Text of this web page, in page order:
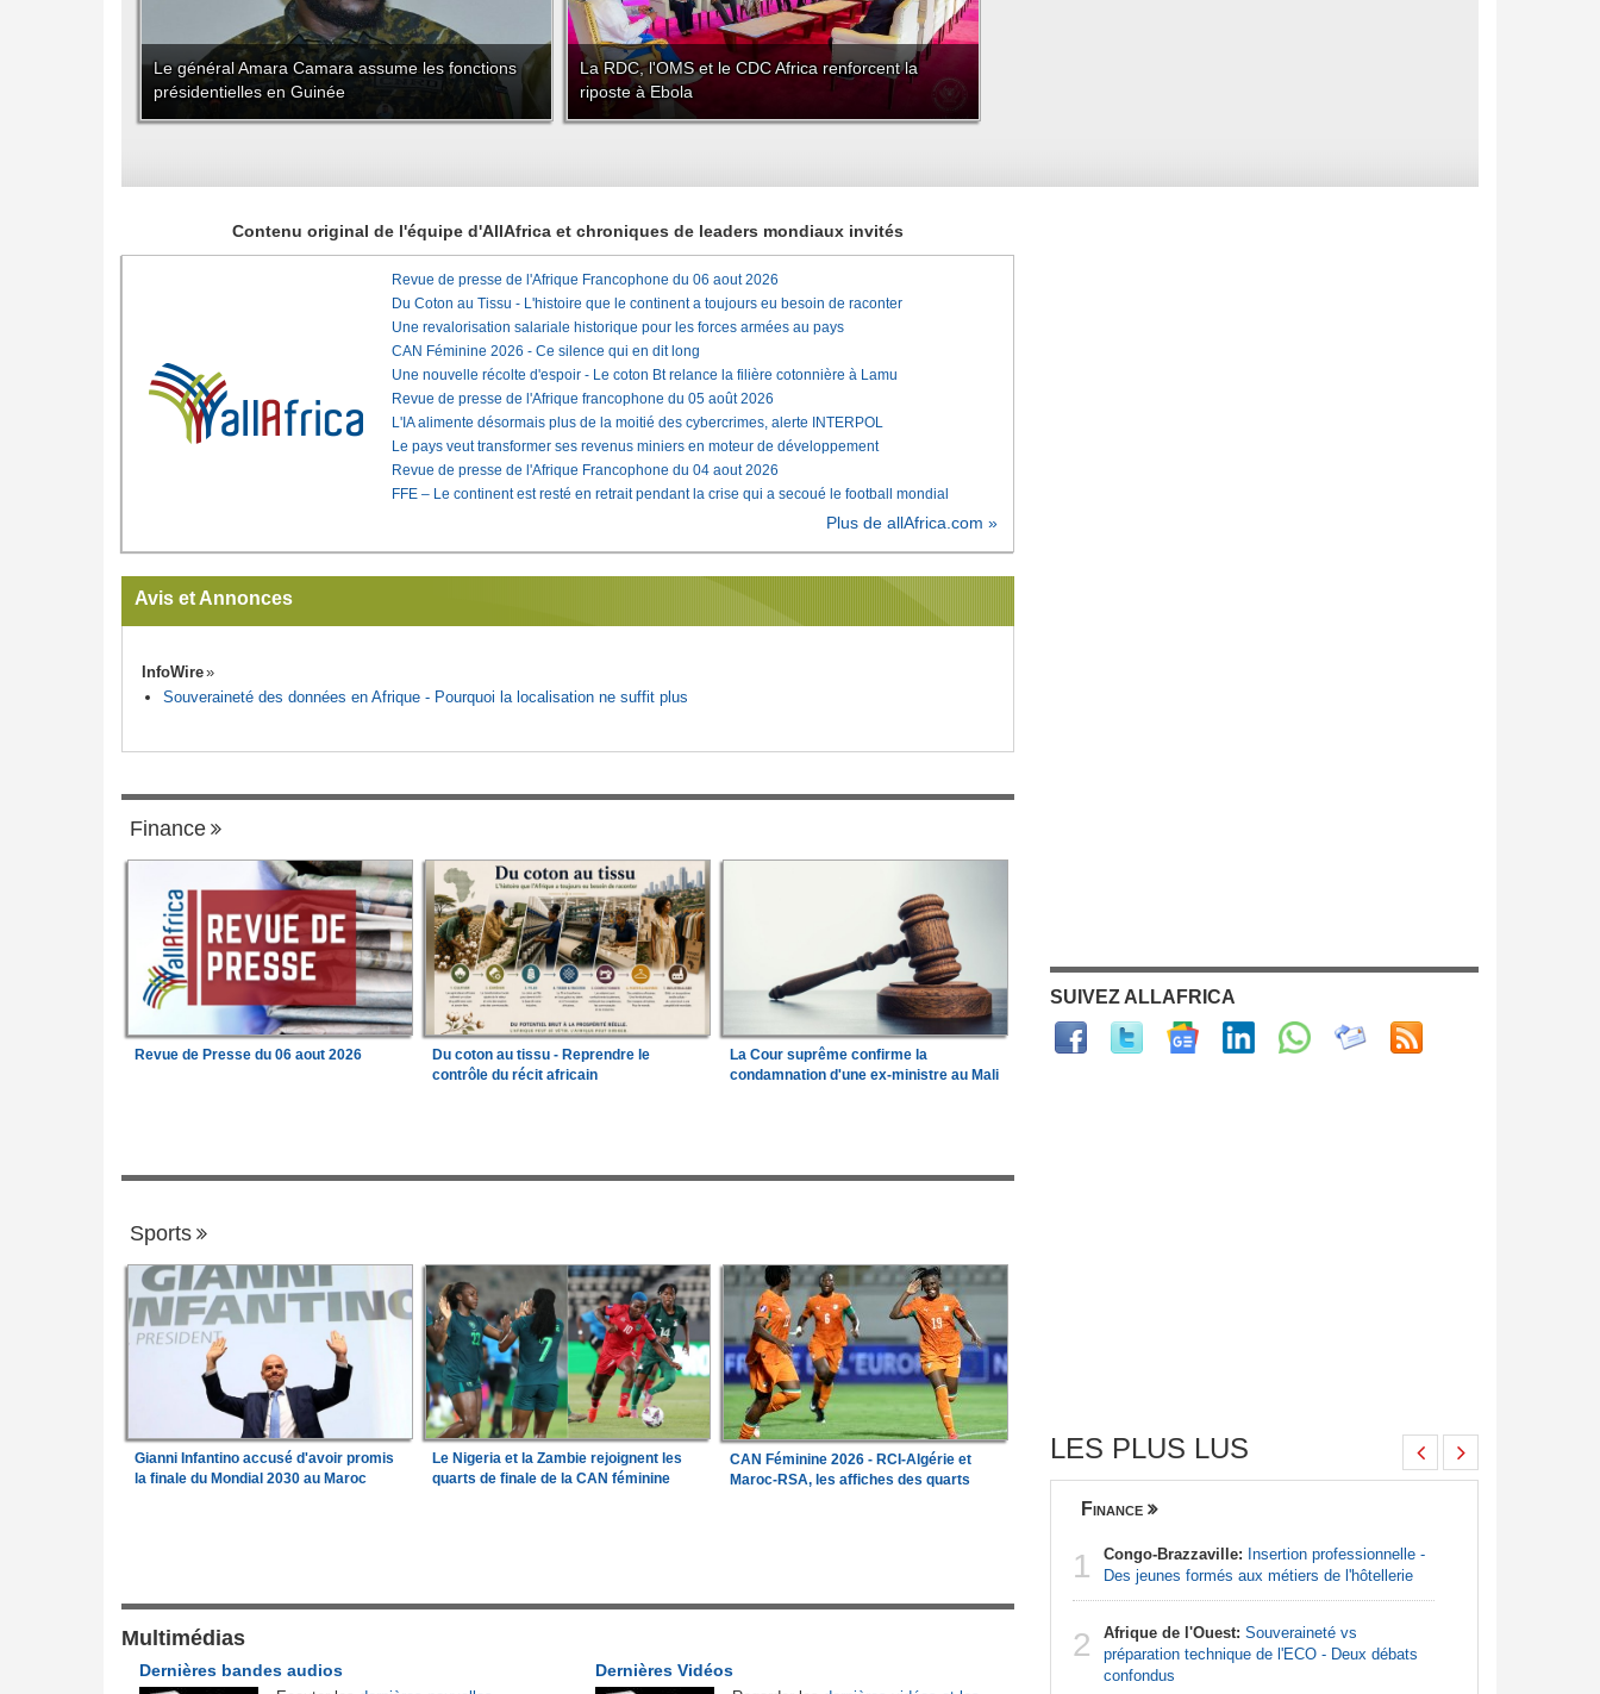
Le général Amara Camara assume les fonctions
présidentielles en Guinée
La RDC, l'OMS et le CDC Africa renforcent la
riposte à Ebola
Contenu original de l'équipe d'AllAfrica et chroniques de leaders mondiaux invités
Revue de presse de l'Afrique Francophone du 06 aout 2026
Du Coton au Tissu - L'histoire que le continent a toujours eu besoin de raconter
Une revalorisation salariale historique pour les forces armées au pays
CAN Féminine 2026 - Ce silence qui en dit long
Une nouvelle récolte d'espoir - Le coton Bt relance la filière cotonnière à Lamu
Revue de presse de l'Afrique francophone du 05 août 2026
L'IA alimente désormais plus de la moitié des cybercrimes, alerte INTERPOL
Le pays veut transformer ses revenus miniers en moteur de développement
Revue de presse de l'Afrique Francophone du 04 aout 2026
FFE – Le continent est resté en retrait pendant la crise qui a secoué le football mondial
Plus de allAfrica.com »
Avis et Annonces
InfoWire
Souveraineté des données en Afrique - Pourquoi la localisation ne suffit plus
Finance
Revue de Presse du 06 aout 2026
Du coton au tissu - Reprendre le
contrôle du récit africain
La Cour suprême confirme la
condamnation d'une ex-ministre au Mali
Sports
Gianni Infantino accusé d'avoir promis
la finale du Mondial 2030 au Maroc
Le Nigeria et la Zambie rejoignent les
quarts de finale de la CAN féminine
CAN Féminine 2026 - RCI-Algérie et
Maroc-RSA, les affiches des quarts
Multimédias
Dernières Vidéos
Dernières bandes audios
SUIVEZ ALLAFRICA
LES PLUS LUS
2
qui ébranlent le cameroun
Finance
1 Congo-Brazzaville: Insertion professionnelle -
Des jeunes formés aux métiers de l'hôtellerie
2 Afrique de l'Ouest: Souveraineté vs
préparation technique de l'ECO - Deux débats
confondus